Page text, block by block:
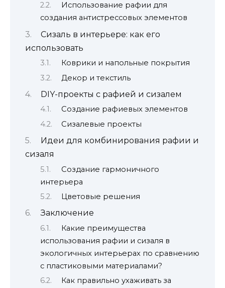
Использование рафии для
создания антистрессовых элементов
Сизаль в интерьере: как его
использовать
Коврики и напольные покрытия
Декор и текстиль
DIY-проекты с рафией и сизалем
Создание рафиевых элементов
Сизалевые проекты
Идеи для комбинирования рафии и
сизаля
Создание гармоничного
интерьера
Цветовые решения
Заключение
Какие преимущества
использования рафии и сизаля в
экологичных интерьерах по сравнению
с пластиковыми материалами?
Как правильно ухаживать за